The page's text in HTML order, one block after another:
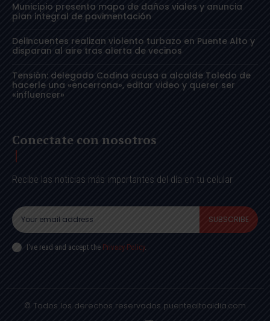
Municipio presenta mapa de daños viales y anuncia
plan integral de pavimentación
Delincuentes realizan violento turbazo en Puente Alto y
disparan al aire tras alerta de vecinos
Tensión: delegado Codina acusa a alcalde Toledo de
hacerle una «encerrona», editar video y querer ser
«influencer»
Conectate con nosotros
Recibe las noticias más importantes del día en tu celular
SUBSCRIBE
I've read and accept the Privacy Policy.
© Todos los derechos reservados puentealtoaldia.com